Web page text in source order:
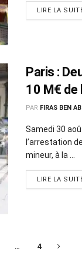
LIRE LA
Paris :
10 M€ de
PAR FIRAS BEN
Samedi 30
l’arrestation
mineur, à la ...
LIRE LA
4